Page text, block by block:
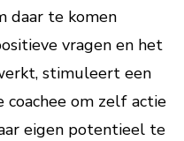
daar te komen
vragen en het
stimuleert een
coachee om zelf actie
eigen potentieel te